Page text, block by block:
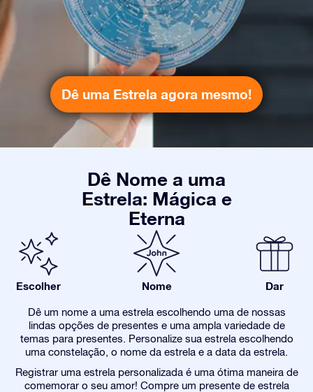
Dê uma Estrela agora mesmo!
Dê Nome a uma
Estrela: Mágica e
Eterna
Escolher Nome Dar
Dê um nome a uma estrela escolhendo uma de nossas
lindas opções de presentes e uma ampla variedade de
temas para presentes. Personalize sua estrela escolhendo
uma constelação, o nome da estrela e a data da estrela.
Registrar uma estrela personalizada é uma ótima maneira de
comemorar o seu amor! Compre um presente de estrela